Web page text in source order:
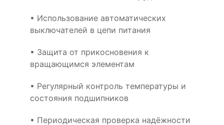
• Использование автоматических
выключателей в цепи питания
• Защита от прикосновения к
вращающимся элементам
• Регулярный контроль температуры и
состояния подшипников
• Периодическая проверка надёжности